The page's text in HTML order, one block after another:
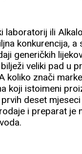
laboratorij ili
konkurencija, a
generičkih
veliki pad u
koliko znači
koji istoimeni
deset
i preparat